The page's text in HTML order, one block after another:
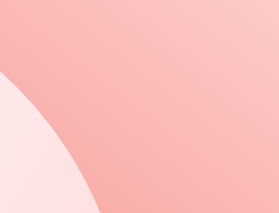
けだいくじ）と申します。私ども、公
団体の第1号として公益社団法人に認定
海道、南は宮崎まで、全国54コースが
ルファーズ選手権をはじめとするスク
提供。年間3万人の参加を得ております。
場規模は縮小の方向にあり、この先も
喫緊の課題であり、ゴルフ界諸団体は